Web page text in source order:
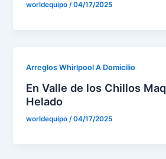
worldequipo/04/17/2025
Arreglos Whirlpool A Domicilio
En Valle de los Chillos
Helado
worldequipo/04/17/2025